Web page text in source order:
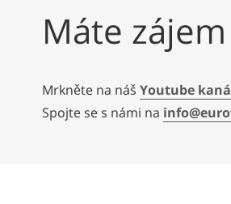
Máte
Mrkněte na náš Youtube
Spojte se s námi na